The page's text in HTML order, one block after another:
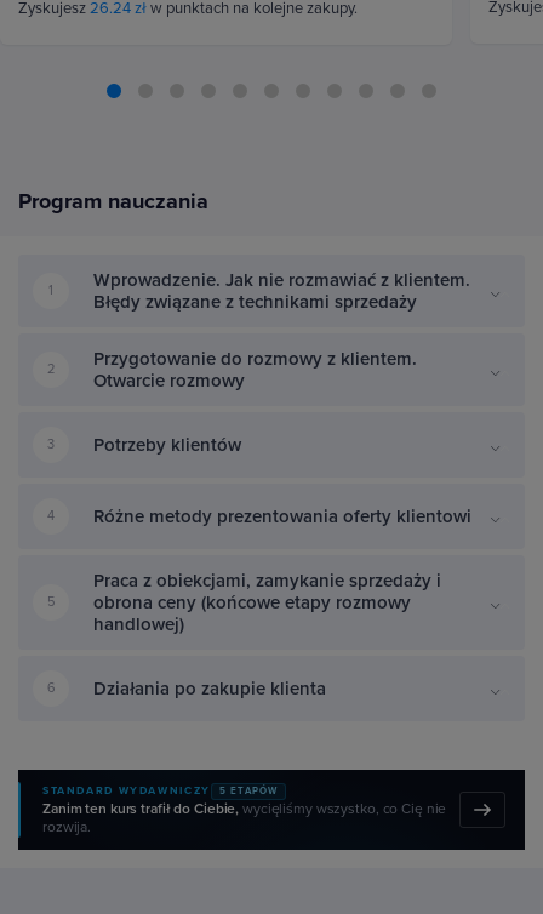
Zyskujesz26.24 złw punktach na kolejne zakupy.
Program nauczania
1
Wprowadzenie. Jak nie rozmawiać z klientem.
Błędy związane z technikami sprzedaży
2
Przygotowanie do rozmowy z klientem.
Otwarcie rozmowy
3 Potrzeby klientów
4 Różne metody prezentowania oferty klientowi
5
Praca z obiekcjami, zamykanie sprzedaży i
obrona ceny (końcowe etapy rozmowy
handlowej)
6 Działania po zakupie klienta
STANDARD WYDAWNICZY 5 ETAPÓW
Zanim ten kurs trafił do Ciebie,wycięliśmy wszystko, co Cię nie
rozwija.